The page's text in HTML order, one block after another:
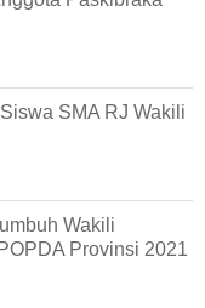
SMA RJ Wakili
Wakili
Provinsi 2021